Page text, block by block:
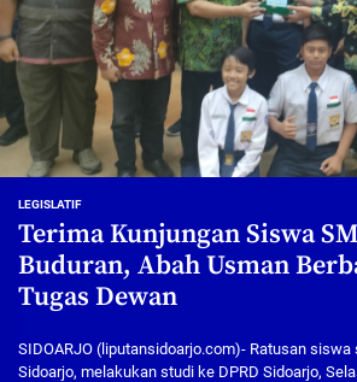
LEGISLATIF
Terima Kunjungan Siswa
Buduran, Abah Usman
Tugas Dewan
SIDOARJO (liputansidoarjo.com)- Ratusan siswa
Sidoarjo, melakukan studi ke DPRD Sidoarjo,